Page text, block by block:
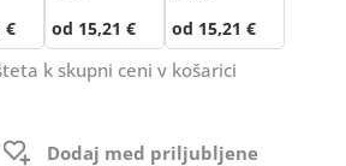
€ od 15,21 € od 15,21 €
k skupni ceni v košarici
Dodaj med priljubljene